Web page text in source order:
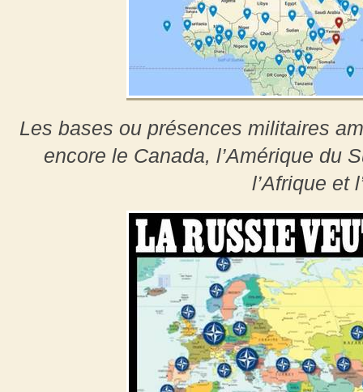
Les bases ou présences militaires
encore le Canada, l’Amérique du
l’Afrique et